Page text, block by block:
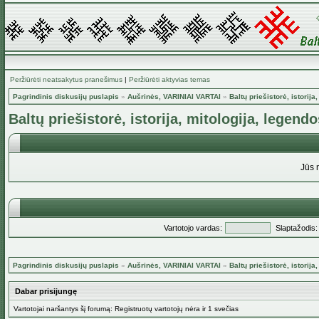
Peržiūrėti neatsakytus pranešimus | Peržiūrėti aktyvias temas
Pagrindinis diskusijų puslapis » Aušrinės, VARINIAI VARTAI » Baltų priešistorė,
Baltų priešistorė, istorija, mitologija,
Jūs
Vartotojo vardas: Slaptažodis:
Pagrindinis diskusijų puslapis » Aušrinės, VARINIAI VARTAI » Baltų priešistorė,
Dabar prisijungę
Vartotojai naršantys šį forumą: Registruotų vartotojų nėra ir 1 svečias